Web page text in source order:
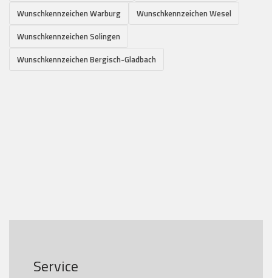
Wunschkennzeichen Warburg
Wunschkennzeichen Wesel
Wunschkennzeichen Solingen
Wunschkennzeichen Bergisch-Gladbach
Service